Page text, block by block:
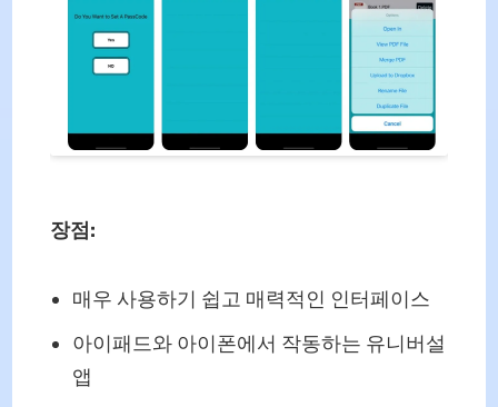
장점:
매우 사용하기 쉽고 매력적인 인터페이스
아이패드와 아이폰에서 작동하는 유니버설
앱